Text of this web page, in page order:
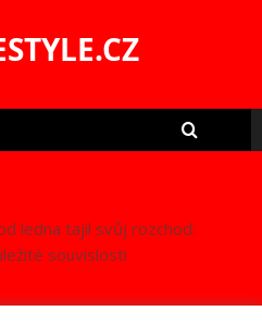
ledna tajil svůj rozchod:
souvislosti